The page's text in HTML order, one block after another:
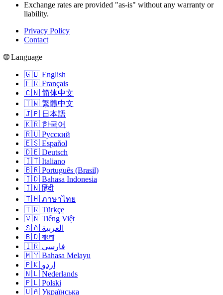
Exchange rates are provided "as-is" without any warranty or
liability.
Privacy Policy
Contact
🌐 Language
🇬🇧 English
🇫🇷 Français
🇨🇳 简体中文
🇹🇼 繁體中文
🇯🇵 日本語
🇰🇷 한국어
🇷🇺 Русский
🇪🇸 Español
🇩🇪 Deutsch
🇮🇹 Italiano
🇧🇷 Português (Brasil)
🇮🇩 Bahasa Indonesia
🇮🇳 हिंदी
🇹🇭 ภาษาไทย
🇹🇷 Türkçe
🇻🇳 Tiếng Việt
🇸🇦 العربية
🇧🇩 বাংলা
🇮🇷 فارسی
🇲🇾 Bahasa Melayu
🇵🇰 اردو
🇳🇱 Nederlands
🇵🇱 Polski
🇺🇦 Українська